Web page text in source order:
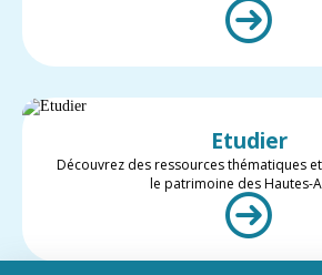
Etudier
Découvrez des ressources thématiques
le patrimoine des Hautes-